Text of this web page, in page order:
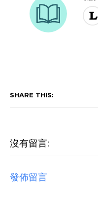
SHARE THIS:
沒有留言:
發佈留言